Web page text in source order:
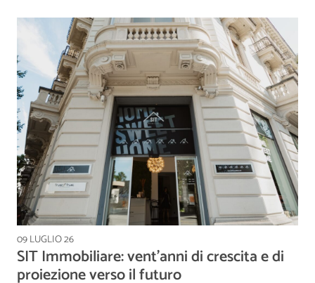
09 LUGLIO 26
SIT Immobiliare: vent’anni di crescita e di
proiezione verso il futuro